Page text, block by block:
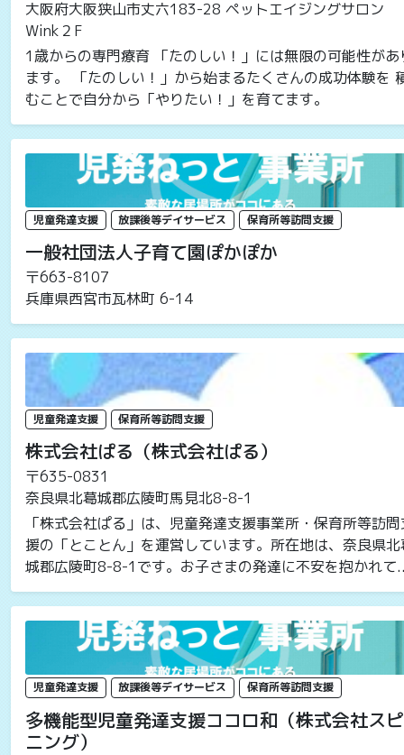
大阪府大阪狭山市丈六183-28 ペットエイジングサロン
Wink２F
1歳からの専門療育 「たのしい！」には無限の可能性があ
ます。 「たのしい！」から始まるたくさんの成功体験を
むことで自分から「やりたい！」を育てます。
児童発達支援 放課後等デイサービス 保育所等訪問支援
一般社団法人子育て園ぽかぽか
〒663-8107
兵庫県西宮市瓦林町 6-14
児童発達支援 保育所等訪問支援
株式会社ぱる（株式会社ぱる）
〒635-0831
奈良県北葛城郡広陵町馬見北8-8-1
「株式会社ぱる」は、児童発達支援事業所・保育所等訪
援の「とことん」を運営しています。所在地は、奈良県北
城郡広陵町8-8-1です。お子さまの発達に不安を抱かれて
児童発達支援 放課後等デイサービス 保育所等訪問支援
多機能型児童発達支援ココロ和（株式会社スピ
ニング）